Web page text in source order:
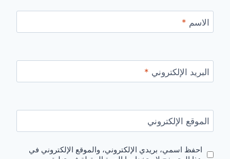
الاسم *
البريد الإلكتروني *
الموقع الإلكتروني
احفظ اسمي، بريدي الإلكتروني، والموقع الإلكتروني في